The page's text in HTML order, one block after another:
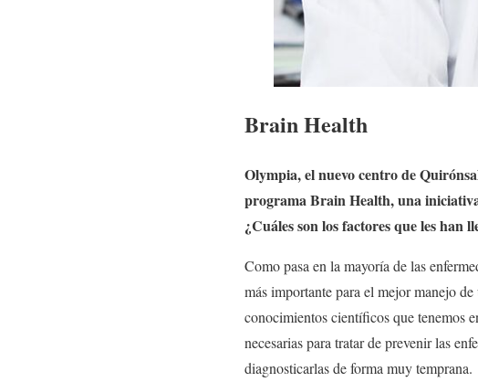
Brain Health
Olympia, el nuevo centro de
programa Brain Health, una
¿Cuáles son los factores que les han
Como pasa en la mayoría de las
más importante para el mejor manejo
conocimientos científicos que tenemos
necesarias para tratar de prevenir las
diagnosticarlas de forma muy temprana.